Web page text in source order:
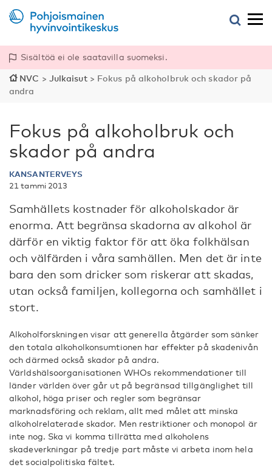
Sisältöä ei ole saatavilla suomeksi.
NVC > Julkaisut> Fokus på alkoholbruk och skador på
andra
Fokus på alkoholbruk och
skador på andra
KANSANTERVEYS
21 tammi 2013
Samhällets kostnader för alkoholskador är
enorma. Att begränsa skadorna av alkohol är
därför en viktig faktor för att öka folkhälsan
och välfärden i våra samhällen. Men det är inte
bara den som dricker som riskerar att skadas,
utan också familjen, kollegorna och samhället i
stort.
Alkoholforskningen visar att generella åtgärder som sänker
den totala alkoholkonsumtionen har effekter på skadenivån
och därmed också skador på andra.
Världshälsoorganisationen WHOs rekommendationer till
länder världen över går ut på begränsad tillgänglighet till
alkohol, höga priser och regler som begränsar
marknadsföring och reklam, allt med målet att minska
alkoholrelaterade skador. Men restriktioner och monopol är
inte nog. Ska vi komma tillrätta med alkoholens
skadeverkningar på tredje part måste vi arbeta inom hela
det socialpolitiska fältet.